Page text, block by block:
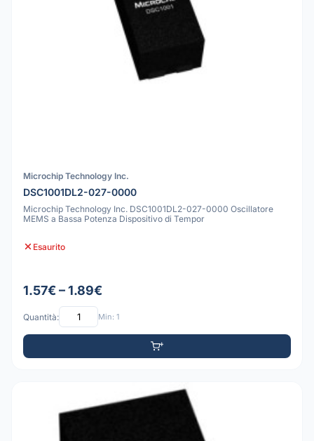
Microchip Technology Inc.
DSC1001DL2-027-0000
Microchip Technology Inc. DSC1001DL2-027-0000 Oscillatore
MEMS a Bassa Potenza Dispositivo di Tempor
Esaurito
1.57€ – 1.89€
Quantità: Min: 1